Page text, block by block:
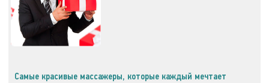
Самые красивые массажеры, которые каждый мечтает